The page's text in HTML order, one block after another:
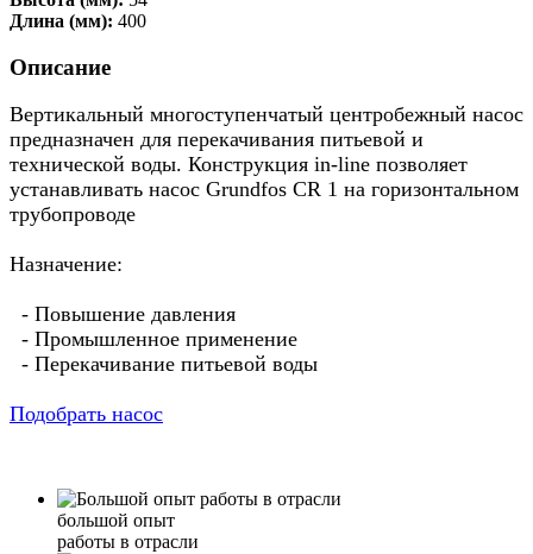
Длина (мм): 400
Описание
Вертикальный многоступенчатый центробежный насос
предназначен для перекачивания питьевой и
технической воды. Конструкция in-line позволяет
устанавливать насос Grundfos CR 1 на горизонтальном
трубопроводе
Назначение:
- Повышение давления
- Промышленное применение
- Перекачивание питьевой воды
Подобрать насос
большой опыт
работы в отрасли